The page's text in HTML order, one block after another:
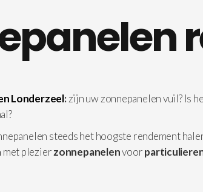
Londerzeel:zijn uw zonnepanelen vuil? Is
steeds het hoogste rendement
met plezierzonnepanelenvoor